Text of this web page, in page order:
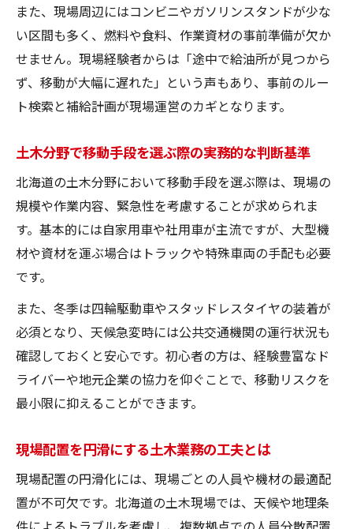
土木で押さえたい北海道のインフラ事情
北海道の土木分野で重要なインフラ基礎知
識
道路・橋梁など土木インフラの現状と課題
備例
現場移動に直結する北海道の交通インフラ
情報
土木業務を支えるインフラの最新動向を解
説
また、現場周辺にはコンビニやガソリンスタンドが少な
い区間も多く、燃料や食料、作業資材の事前準備が欠か
せません。現場経験者からは「途中で給油所が見つから
ず、移動が大幅に遅れた」という声もあり、事前のルー
ト検索と補給計画が現場運営のカギとなります。
土木分野で移動手段を選ぶ際の実務的な判断基準
北海道の土木分野において移動手段を選ぶ際は、現場の
規模や作業内容、緊急性を考慮することが求められま
す。基本的には自家用車や社用車が主流ですが、大型機
材や資材を運ぶ場合はトラックや特殊車両の手配も必要
です。
また、冬季は四輪駆動車やスタッドレスタイヤの装着が
必須となり、天候急変時には公共交通機関の運行状況も
確認しておくと安心です。初心者の方は、経験豊富なド
ライバーや地元企業の協力を仰ぐことで、移動リスクを
最小限に抑えることができます。
現場配置を円滑にする土木業務の工夫とは
現場配置の円滑化には、現場ごとの人員や機材の最適配
置が不可欠です。北海道の土木現場では、天候や地理条